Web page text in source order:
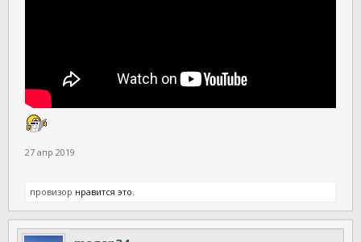
27 апр 2019
провизор нравится это.